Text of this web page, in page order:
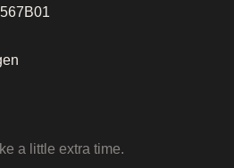
a little extra time.